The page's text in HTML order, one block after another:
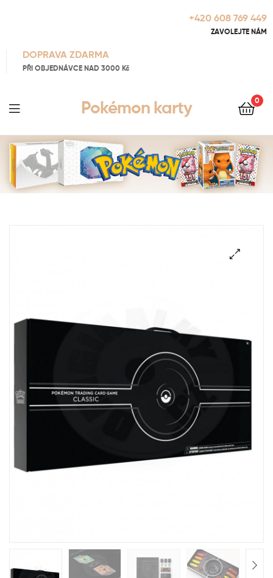
+420 608 769 449
ZAVOLEJTE NÁM
DOPRAVA ZDARMA
PŘI OBJEDNÁVCE NAD 3000 Kč
Pokémon karty 0